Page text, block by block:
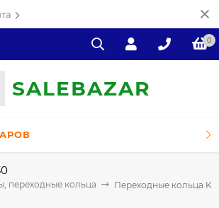
0
SALEВAZAR
переходные кольца Переходные кольца